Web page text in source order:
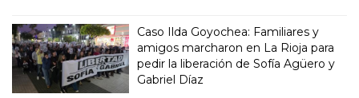
Caso Ilda Goyochea: Familiares y
amigos marcharon en La Rioja para
pedir la liberación de Sofía Agüero y
Gabriel Díaz